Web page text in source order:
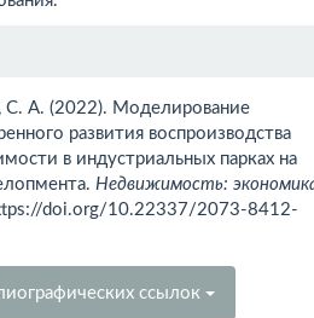
С. А. (2022). Моделирование
развития воспроизводства
в индустриальных парках на
Недвижимость:
doi.org/10.22337/2073-8412-
ссылок